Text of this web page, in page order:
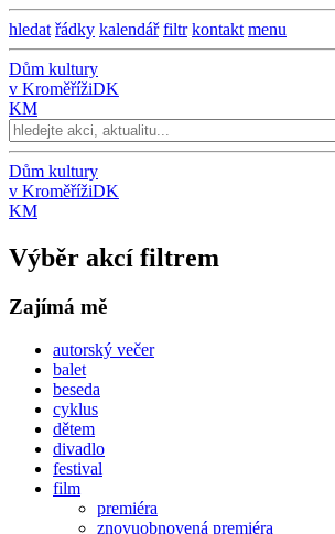
hledat řádky kalendář filtr kontakt menu
Dům kultury
v KroměřížiDK
KM
Dům kultury
v KroměřížiDK
KM
Výběr akcí filtrem
Zajímá mě
autorský večer
balet
beseda
cyklus
dětem
divadlo
festival
film
premiéra
znovuobnovená premiéra